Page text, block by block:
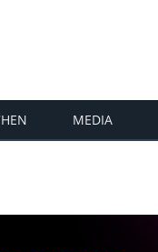
MEDIA